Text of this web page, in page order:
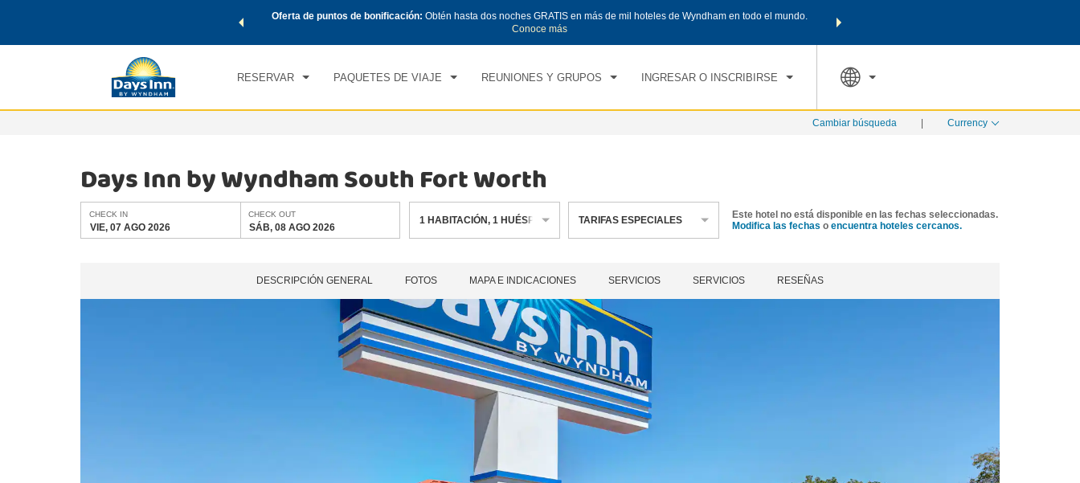
de Wyndham, además, gana puntos Wyndham Rewards
Oferta de puntos de bonificación:Obtén hasta dos noches GRATIS en más de mil hoteles de Wyndham en todo el mundo.
Conoce más
Agrupa tu hotel, vuelos y mucho más con los Paquetes de
RESERVAR PAQUETES DE VIAJE REUNIONES Y GRUPOS INGRESAR O INSCRIBIRSE
CHECK IN CHECK OUT
SÁB, 08 AGO 2026
TARIFAS ESPECIALES
Cambiar búsqueda Currency
Days Inn by Wyndham South Fort Worth
CHECK IN
VIE, 07 AGO 2026
CHECK OUT
SÁB, 08 AGO 2026
1 HABITACIÓN,1 HUÉSPED TARIFAS ESPECIALES
Este hotel no está disponible en las fechas seleccionadas.
Modifica las fechas o encuentra hoteles cercanos.
DESCRIPCIÓN GENERAL FOTOS MAPA E INDICACIONES SERVICIOS SERVICIOS RESEÑAS